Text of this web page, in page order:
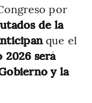
por
de la
que el
2026 será
y la